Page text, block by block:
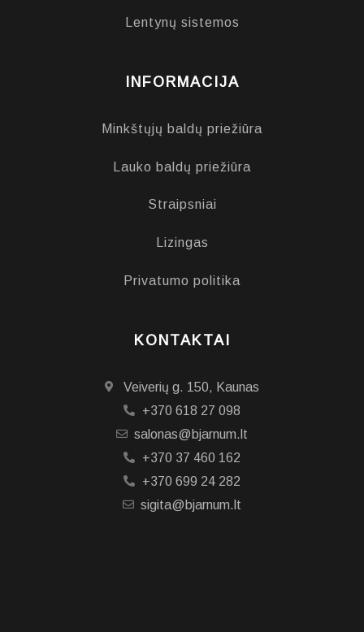
Lentynų sistemos
INFORMACIJA
Minkštųjų baldų priežiūra
Lauko baldų priežiūra
Straipsniai
Lizingas
Privatumo politika
KONTAKTAI
Veiverių g. 150, Kaunas
+370 618 27 098
salonas@bjarnum.lt
+370 37 460 162
+370 699 24 282
sigita@bjarnum.lt